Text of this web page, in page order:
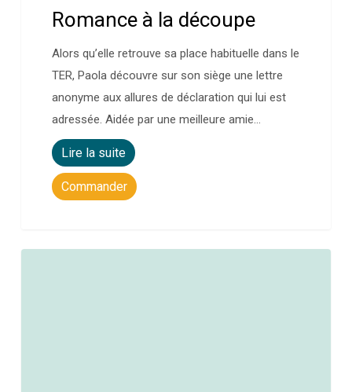
Romance à la découpe
Alors qu’elle retrouve sa place habituelle dans le
TER, Paola découvre sur son siège une lettre
anonyme aux allures de déclaration qui lui est
adressée. Aidée par une meilleure amie…
Lire la suite
Commander